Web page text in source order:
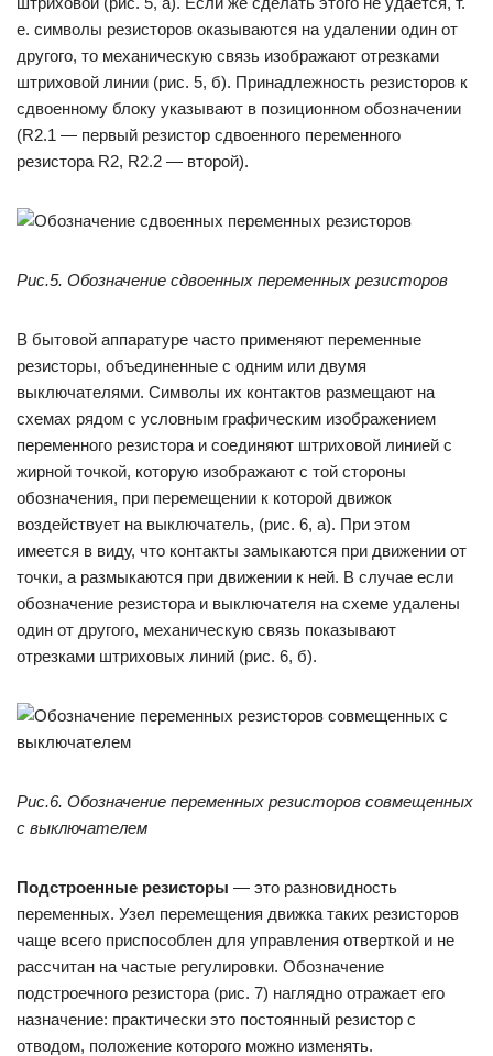
е. символы резисторов оказываются на удалении один от
другого, то механическую связь изображают отрезками
штриховой линии (рис. 5, б). Принадлежность резисторов к
сдвоенному блоку указывают в позиционном обозначении
(R2.1 — первый резистор сдвоенного переменного
резистора R2, R2.2 — второй).
Рис.5. Обозначение сдвоенных переменных резисторов
В бытовой аппаратуре часто применяют переменные
резисторы, объединенные с одним или двумя
выключателями. Символы их контактов размещают на
схемах рядом с условным графическим изображением
переменного резистора и соединяют штриховой линией с
жирной точкой, которую изображают с той стороны
обозначения, при перемещении к которой движок
воздействует на выключатель, (рис. 6, а). При этом
имеется в виду, что контакты замыкаются при движении от
точки, а размыкаются при движении к ней. В случае если
обозначение резистора и выключателя на схеме удалены
один от другого, механическую связь показывают
отрезками штриховых линий (рис. 6, б).
Рис.6. Обозначение переменных резисторов совмещенных
с выключателем
Подстроенные резисторы — это разновидность
переменных. Узел перемещения движка таких резисторов
чаще всего приспособлен для управления отверткой и не
рассчитан на частые регулировки. Обозначение
подстроечного резистора (рис. 7) наглядно отражает его
назначение: практически это постоянный резистор с
отводом, положение которого можно изменять.